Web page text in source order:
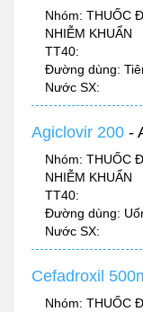
Nhóm: THUỐC
NHIỄM KHUẨN
TT40:
Đường dùng:
Nước SX:
Agiclovir 200 -
Nhóm: THUỐC
NHIỄM KHUẨN
TT40:
Đường dùng:
Nước SX:
Cefadroxil
Nhóm: THUỐC